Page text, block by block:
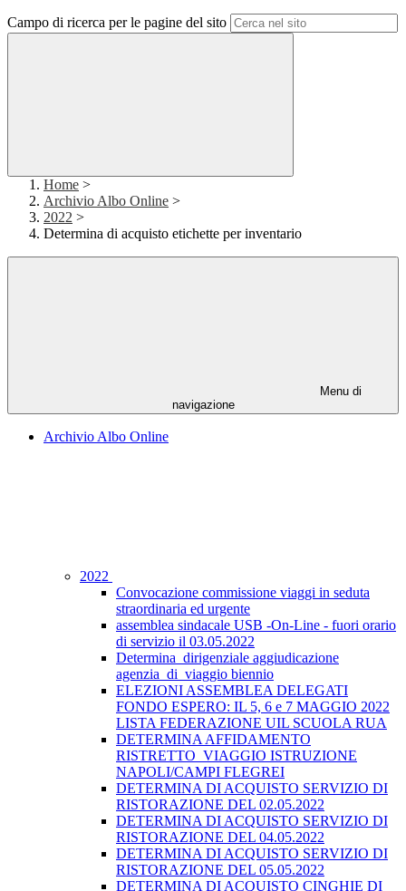
Campo di ricerca per le pagine del sito
Home >
Archivio Albo Online >
2022 >
Determina di acquisto etichette per inventario
Menu di
navigazione
Archivio Albo Online
2022
Convocazione commissione viaggi in seduta
straordinaria ed urgente
assemblea sindacale USB -On-Line - fuori orario
di servizio il 03.05.2022
Determina_dirigenziale aggiudicazione
agenzia_di_viaggio biennio
ELEZIONI ASSEMBLEA DELEGATI
FONDO ESPERO: IL 5, 6 e 7 MAGGIO 2022
LISTA FEDERAZIONE UIL SCUOLA RUA
DETERMINA AFFIDAMENTO
RISTRETTO_VIAGGIO ISTRUZIONE
NAPOLI/CAMPI FLEGREI
DETERMINA DI ACQUISTO SERVIZIO DI
RISTORAZIONE DEL 02.05.2022
DETERMINA DI ACQUISTO SERVIZIO DI
RISTORAZIONE DEL 04.05.2022
DETERMINA DI ACQUISTO SERVIZIO DI
RISTORAZIONE DEL 05.05.2022
DETERMINA DI ACQUISTO CINGHIE DI